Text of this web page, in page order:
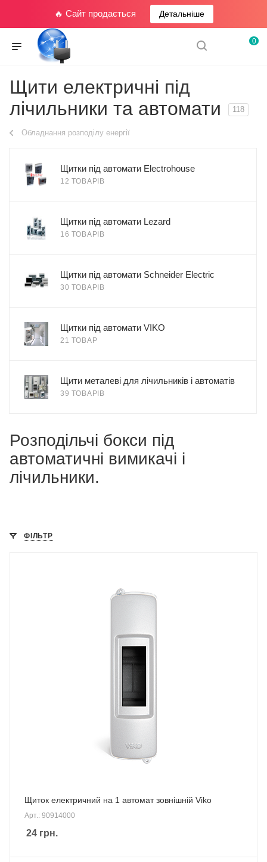
🔥 Сайт продається Детальніше
0
Щити електричні під
лічильники та автомати
118
Обладнання розподілу енергії
Щитки під автомати Electrohouse
12 ТОВАРІВ
Щитки під автомати Lezard
16 ТОВАРІВ
Щитки під автомати Schneider Electric
30 ТОВАРІВ
Щитки під автомати VIKO
21 ТОВАР
Щити металеві для лічильників і автоматів
39 ТОВАРІВ
Розподільчі бокси під
автоматичні вимикачі і
лічильники.
ФІЛЬТР
Щиток електричний на 1 автомат зовнішній Viko
Арт.: 90914000
24 грн.